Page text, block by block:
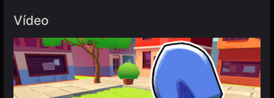
Vídeo